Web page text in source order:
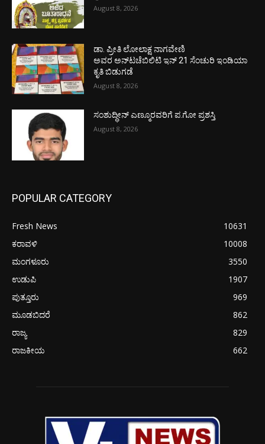
August 8, 2026
ಡಾ. ಪ್ರೀತಿ ಲೋಲಾಕ್ಷ ನಾಗವೇಣಿ
ಅವರ ಅನ್‌ಟಚೆಬಿಲಿಟಿ ಇನ್ 21 ಸೆಂಚುರಿ ಇಂಡಿಯಾ
ಕೃತಿ ಬಿಡುಗಡೆ
August 8, 2026
ಸಂಶುದ್ಧೀನ್ ಎಣ್ಮೂರವರಿಗೆ ಪ.ಗೋ ಪ್ರಶಸ್ತಿ
August 8, 2026
POPULAR CATEGORY
Fresh News
10631
ಕರಾವಳಿ
10008
ಮಂಗಳೂರು
3550
ಉಡುಪಿ
1907
ಪುತ್ತೂರು
969
ಮೂಡಬಿದರೆ
862
ರಾಜ್ಯ
829
ರಾಜಕೀಯ
662